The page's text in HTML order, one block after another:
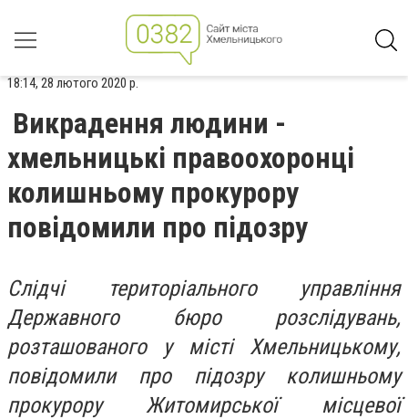
18:14, 28 лютого 2020 р.
Викрадення людини -
хмельницькі правоохоронці
колишньому прокурору
повідомили про підозру
Слідчі територіального управління
Державного бюро розслідувань,
розташованого у місті Хмельницькому,
повідомили про підозру колишньому
прокурору Житомирської місцевої